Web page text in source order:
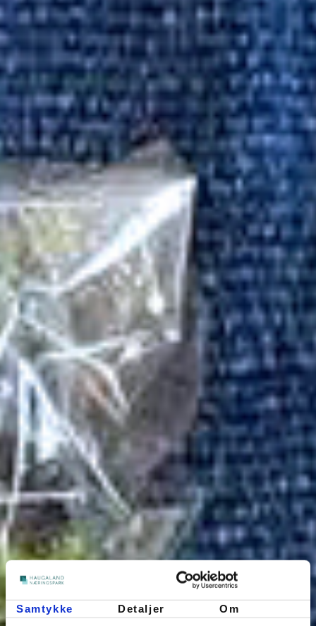
Samtykke Detaljer Om